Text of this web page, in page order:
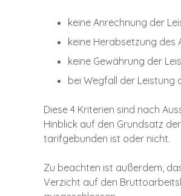
keine Anrechnung der
keine Herabsetzung des
keine Gewährung der
bei Wegfall der Leistung
Diese 4 Kriterien sind nach
Hinblick auf den Grundsatz
tarifgebunden ist oder nicht.
Zu beachten ist außerdem,
Verzicht auf den